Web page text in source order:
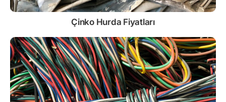
Çinko Hurda Fiyatları